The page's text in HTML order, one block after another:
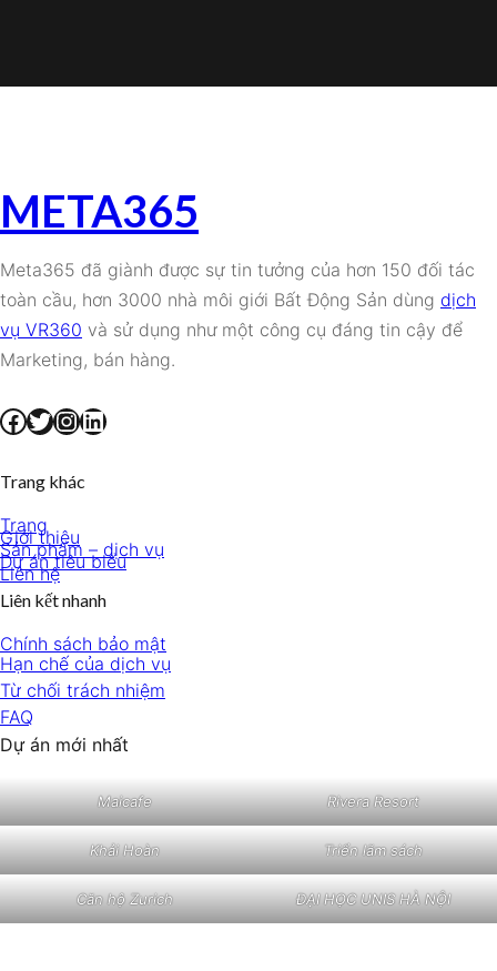
META365
Meta365 đã giành được sự tin tưởng của hơn 150 đối tác
toàn cầu, hơn 3000 nhà môi giới Bất Động Sản dùng dịch
vụ VR360 và sử dụng như một công cụ đáng tin cậy để
Marketing, bán hàng.
Facebook Twitter InstagramLinkedIn
Trang khác
Trang
Giới thiệu
Sản phẩm – dịch vụ
Dự án tiêu biểu
Liên hệ
Liên kết nhanh
Chính sách bảo mật
Hạn chế của dịch vụ
Từ chối trách nhiệm
FAQ
Dự án mới nhất
Maicafe Rivera Resort
Khải Hoàn Triển lãm sách
Căn hộ Zurich ĐẠI HỌC UNIS HÀ NỘI